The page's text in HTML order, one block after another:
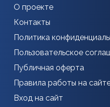
О проекте
Контакты
Политика
Пользовательское
Публичная оферта
Правила работы на
Вход на сайт